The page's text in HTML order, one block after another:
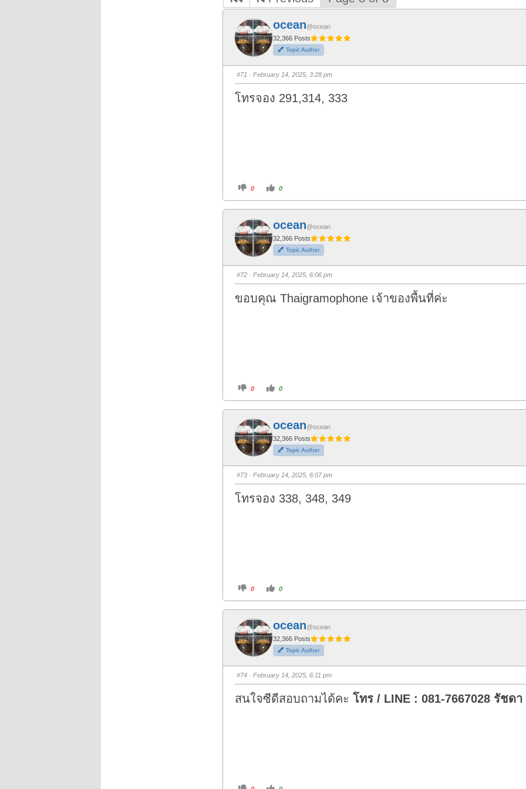
ocean@ocean
32,366 Posts
Topic Author
#71 · February 14, 2025, 3:28 pm
โทรจอง 291,314, 333
C
i
f
o
r
t
h
u
m
d
o
n
.
0
C
i
o
t
h
u
m
u
p
0
ocean@ocean
32,366 Posts
Topic Author
#72· February 14, 2025, 6:06 pm
ขอบคุณ Thaigramophone เจ้าของพื้นที่ค่ะ
C
i
k
f
o
r
t
h
u
m
d
o
n
.
0
C
l
i
k
o
r
t
h
u
m
u
p
0
ocean@ocean
32,366 Posts
Topic Author
#73· February 14, 2025, 6:07 pm
โทรจอง 338, 348, 349
C
i
k
f
o
r
t
h
u
m
d
o
n
.
0
C
l
i
k
o
r
t
h
u
m
u
p
0
ocean@ocean
32,366 Posts
Topic Author
#74· February 14, 2025, 6:11 pm
สนใจซีดีสอบถามได้คะ โทร / LINE : 081-7667028 รัชดา
C C